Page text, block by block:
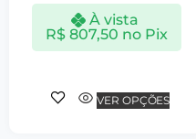
À vista
R$807,50 no Pix
VER OPÇÕES